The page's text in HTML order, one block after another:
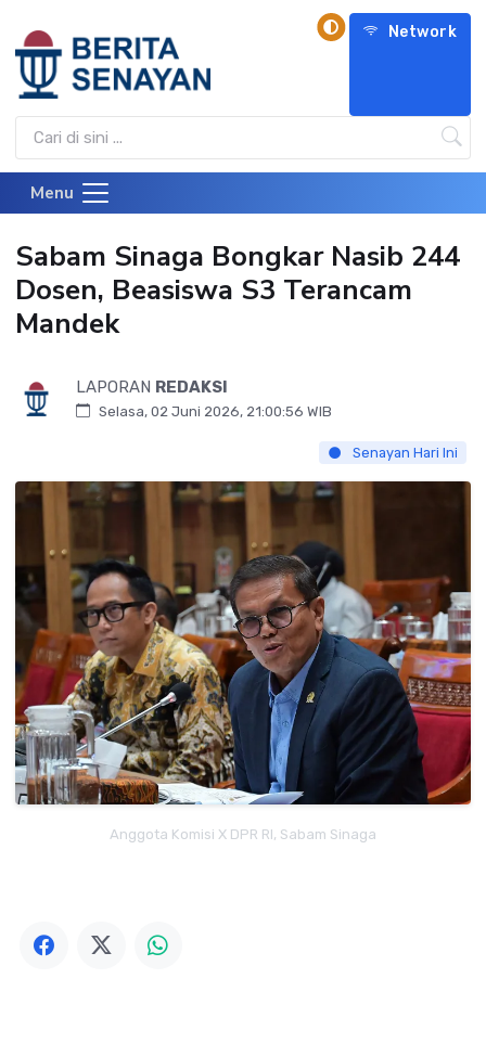
Network
Menu
Sabam Sinaga Bongkar Nasib 244
Dosen, Beasiswa S3 Terancam
Mandek
LAPORAN REDAKSI
Selasa, 02 Juni 2026, 21:00:56 WIB
Senayan Hari Ini
Anggota Komisi X DPR RI, Sabam Sinaga